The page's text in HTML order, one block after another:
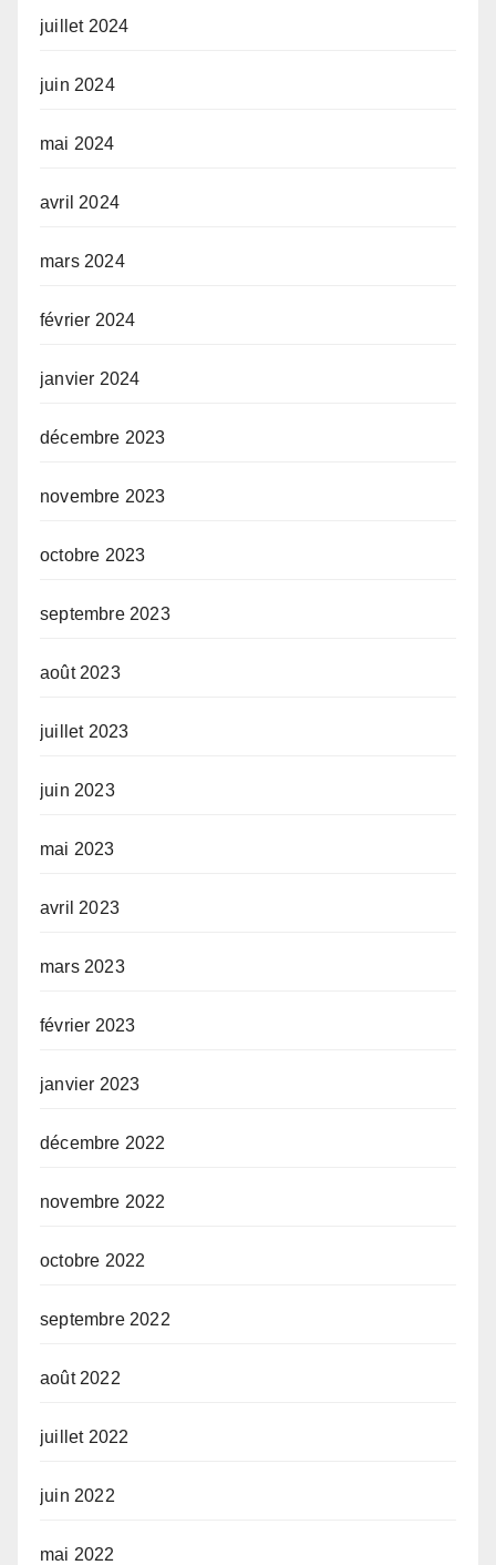
juillet 2024
juin 2024
mai 2024
avril 2024
mars 2024
février 2024
janvier 2024
décembre 2023
novembre 2023
octobre 2023
septembre 2023
août 2023
juillet 2023
juin 2023
mai 2023
avril 2023
mars 2023
février 2023
janvier 2023
décembre 2022
novembre 2022
octobre 2022
septembre 2022
août 2022
juillet 2022
juin 2022
mai 2022